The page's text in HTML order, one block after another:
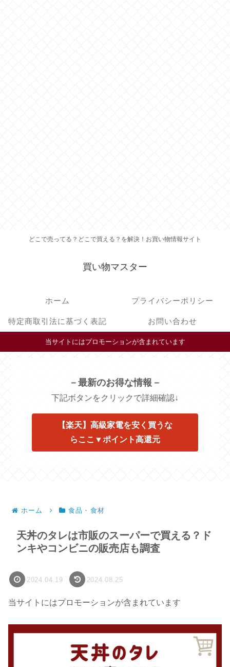
どこで売ってる？どこで買える？を解決！お買い物情報サイト
買い物マスター
ホーム プライバシーポリシー
特定商取引法に基づく表記 お問い合わせ
当サイトにはプロモーションが含まれています
－最新のお得な情報－
下記ボタンをクリックで詳細確認↓
【楽天】高級家電を安く買うな
らここ▼ポイント高還元
ホーム 食品・食材
天丼のタレは市販のスーパーで買える？ド
ンキやコンビニの販売店も調査
2024.04.19 2024.08.25
当サイトにはプロモーションが含まれています